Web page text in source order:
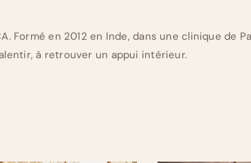
Formé en 2012 en Inde, dans une clinique de
à retrouver un appui intérieur.